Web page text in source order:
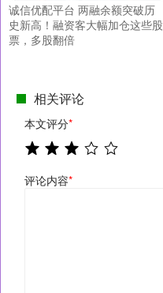
诚信优配平台 两融余额突破历
史新高！融资客大幅加仓这些股
票，多股翻倍
相关评论
本文评分*
评论内容*